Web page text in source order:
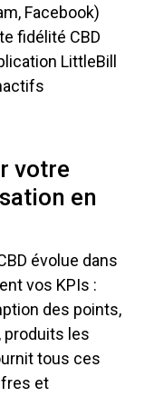
Facebook)
fidélité CBD
LittleBill
votre
en
évolue dans
vos KPIs :
des points,
produits les
tous ces
et